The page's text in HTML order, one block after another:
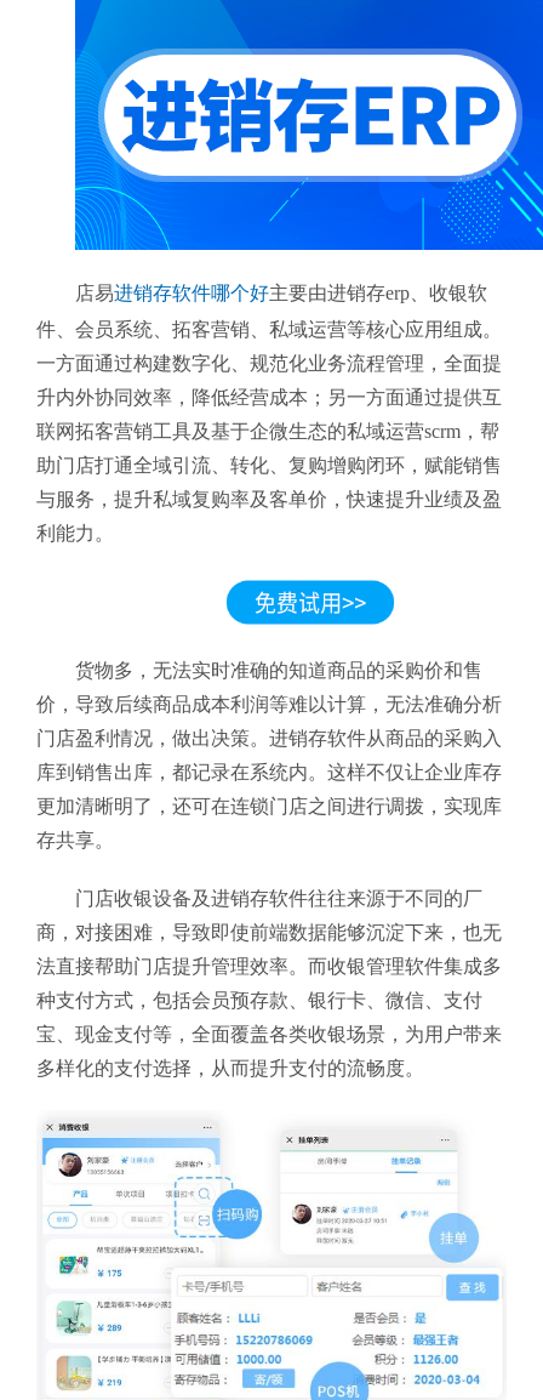
店易进销存软件哪个好主要由进销存erp、收银软
件、会员系统、拓客营销、私域运营等核心应用组成。
一方面通过构建数字化、规范化业务流程管理，全面提
升内外协同效率，降低经营成本；另一方面通过提供互
联网拓客营销工具及基于企微生态的私域运营scrm，帮
助门店打通全域引流、转化、复购增购闭环，赋能销售
与服务，提升私域复购率及客单价，快速提升业绩及盈
利能力。
货物多，无法实时准确的知道商品的采购价和售
价，导致后续商品成本利润等难以计算，无法准确分析
门店盈利情况，做出决策。进销存软件从商品的采购入
库到销售出库，都记录在系统内。这样不仅让企业库存
更加清晰明了，还可在连锁门店之间进行调拨，实现库
存共享。
门店收银设备及进销存软件往往来源于不同的厂
商，对接困难，导致即使前端数据能够沉淀下来，也无
法直接帮助门店提升管理效率。而收银管理软件集成多
种支付方式，包括会员预存款、银行卡、微信、支付
宝、现金支付等，全面覆盖各类收银场景，为用户带来
多样化的支付选择，从而提升支付的流畅度。